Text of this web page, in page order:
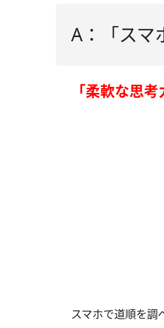
A：「スマ
「柔軟な思考
スマホで道順を調